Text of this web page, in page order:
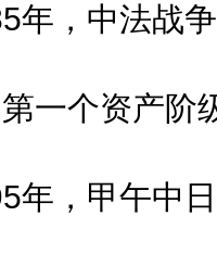
，中法战争
个资产阶
，甲午中